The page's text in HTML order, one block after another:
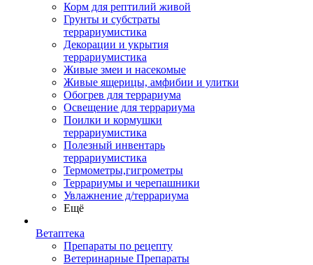
Корм для рептилий живой
Грунты и субстраты
террариумистика
Декорации и укрытия
террариумистика
Живые змеи и насекомые
Живые ящерицы, амфибии и улитки
Обогрев для террариума
Освещение для террариума
Поилки и кормушки
террариумистика
Полезный инвентарь
террариумистика
Термометры,гигрометры
Террариумы и черепашники
Увлажнение д/террариума
Ещё
Ветаптека
Препараты по рецепту
Ветеринарные Препараты